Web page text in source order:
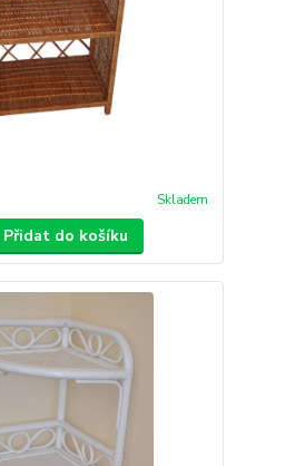
Skladem
Přidat do košíku